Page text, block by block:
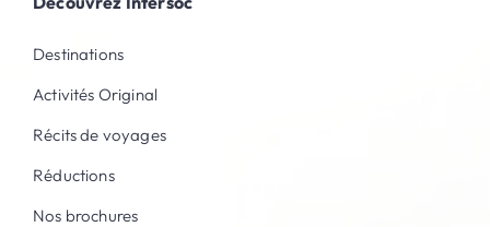
Destinations
Activités Original
Récits de voyages
Réductions
Nos brochures